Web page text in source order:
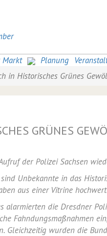
Markt Planung
in Historisches Grünes
GRÜNES
der Polizei Sachsen
Unbekannte in das
aus einer Vitrine
alarmierten die Dresdner
Fahndungsmaßnahmen
Gleichzeitig wurden die